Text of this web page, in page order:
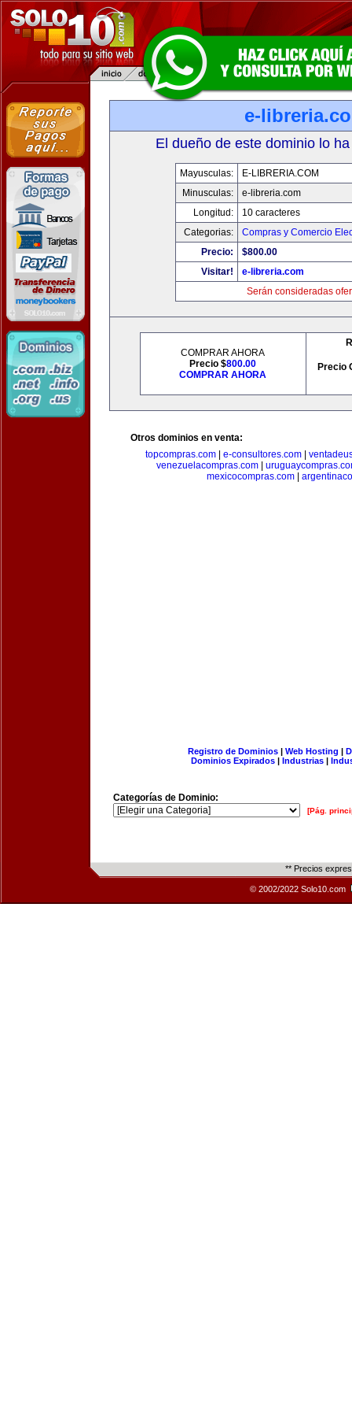
e-
El dueño de este dominio lo
Mayusculas:
E-LIBRERIA.COM
Minusculas:
e-libreria.com
Longitud:
10 caracteres
Categorias:
Compras y Comercio
Precio:
$800.00
Visitar!
e-libreria.com
Serán consideradas
COMPRAR AHORA
Precio $800.00
COMPRAR AHORA
Precio
Otros dominios en venta:
topcompras.com
e-consultores.com
venezuelacompras.com|
mexicocompras.com
Registro de Dominios| Web Hosting |
Dominios Expirados | Industrias |
Categorías de Dominio:
[Pág.
** Precios
© 2002/2022 Solo10.com